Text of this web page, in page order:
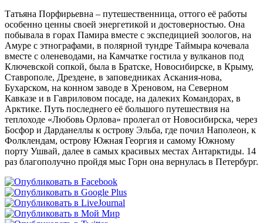
Татьяна Порфирьевна – путешественница, оттого её работы
особенно ценны своей энергетикой и достоверностью. Она
побывала в горах Памира вместе с экспедицией зоологов, на
Амуре с этнографами, в полярной тундре Таймыра кочевала
вместе с оленеводами, на Камчатке гостила у вулканов под
Ключевской сопкой, была в Братске, Новосибирске, в Крыму,
Ставрополе, Дрездене, в заповедниках Аскания-нова,
Бухарском, на конном заводе в Хреновом, на Северном
Кавказе и в Гавриловом посаде, на далеких Командорах, в
Арктике. Путь последнего её большого путешествия на
теплоходе «Любовь Орлова» пролегал от Новосибирска, через
Босфор и Дарданеллы к острову Эльба, где почил Наполеон, к
Фолклендам, острову Южная Георгия и самому Южному
порту Ушвай, далее в самых красивых местах Антарктиды. 14
раз благополучно пройдя мыс Горн она вернулась в Петербург.